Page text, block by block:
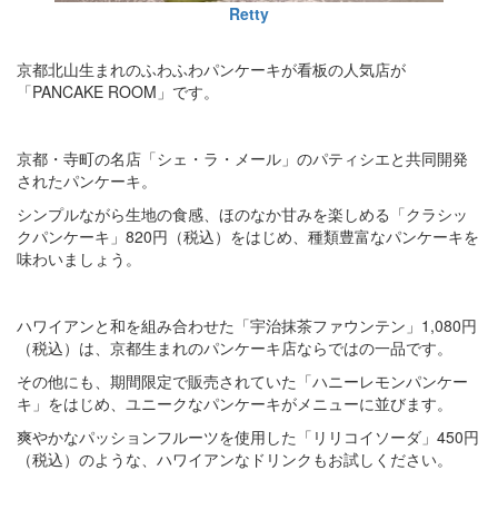
Retty
京都北山生まれのふわふわパンケーキが看板の人気店が
「PANCAKE ROOM」です。
京都・寺町の名店「シェ・ラ・メール」のパティシエと共同開発
されたパンケーキ。
シンプルながら生地の食感、ほのなか甘みを楽しめる「クラシッ
クパンケーキ」820円（税込）をはじめ、種類豊富なパンケーキを
味わいましょう。
ハワイアンと和を組み合わせた「宇治抹茶ファウンテン」1,080円
（税込）は、京都生まれのパンケーキ店ならではの一品です。
その他にも、期間限定で販売されていた「ハニーレモンパンケー
キ」をはじめ、ユニークなパンケーキがメニューに並びます。
爽やかなパッションフルーツを使用した「リリコイソーダ」450円
（税込）のような、ハワイアンなドリンクもお試しください。